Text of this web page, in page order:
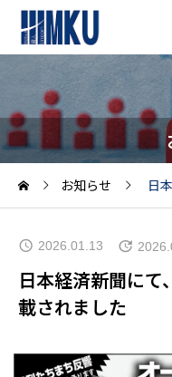
お知らせ 日
2026.01.13
日本経済新聞にて
載されました